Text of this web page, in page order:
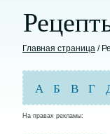
Главная страница /
А Б В Г
На правах рекламы: